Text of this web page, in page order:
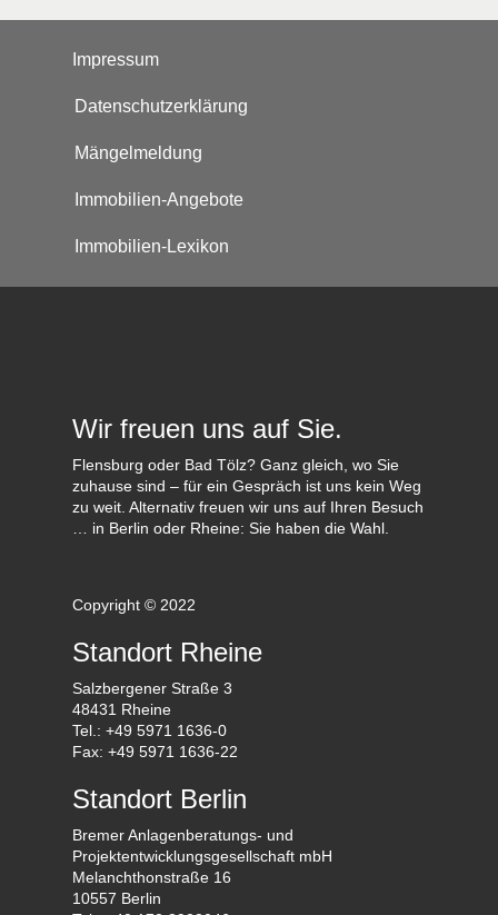
Impressum
Datenschutzerklärung
Mängelmeldung
Immobilien-Angebote
Immobilien-Lexikon
Wir freuen uns auf Sie.
Flensburg oder Bad Tölz? Ganz gleich, wo Sie
zuhause sind – für ein Gespräch ist uns kein Weg
zu weit. Alternativ freuen wir uns auf Ihren Besuch
… in Berlin oder Rheine: Sie haben die Wahl.
Copyright © 2022
Standort Rheine
Salzbergener Straße 3
48431 Rheine
Tel.: +49 5971 1636-0
Fax: +49 5971 1636-22
Standort Berlin
Bremer Anlagenberatungs- und
Projektentwicklungsgesellschaft mbH
Melanchthonstraße 16
10557 Berlin